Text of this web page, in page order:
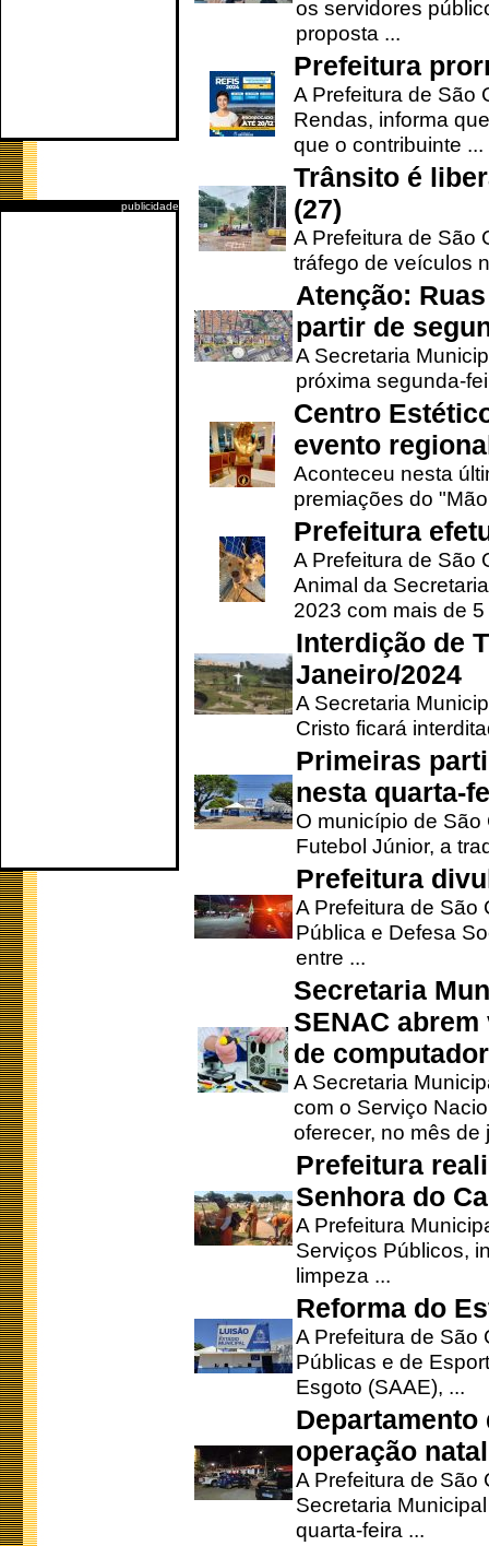
publicidade
os servidores
proposta ...
Prefeitura
A Prefeitura de São
Rendas, informa
que o contribuinte ...
Trânsito é
(27)
A Prefeitura de São
tráfego de veículos
Atenção:
partir de
A Secretaria
próxima segunda-
Centro
evento
Aconteceu nesta
premiações do
Prefeitura
A Prefeitura de São
Animal da
2023 com mais de 5
Interdição de
Janeiro/2024
A Secretaria
Cristo ficará
Primeiras
nesta quarta-
O município de
Futebol Júnior, a
Prefeitura
A Prefeitura de São
Pública e Defesa
entre ...
Secretaria
SENAC
de
A Secretaria
com o Serviço
oferecer, no mês de
Prefeitura
Senhora do
A Prefeitura
Serviços Públicos,
limpeza ...
Reforma do
A Prefeitura de São
Públicas e de
Esgoto (SAAE), ...
operação
A Prefeitura de São
Secretaria
quarta-feira ...